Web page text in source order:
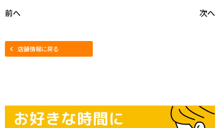
前へ 次へ
店舗情報に戻る